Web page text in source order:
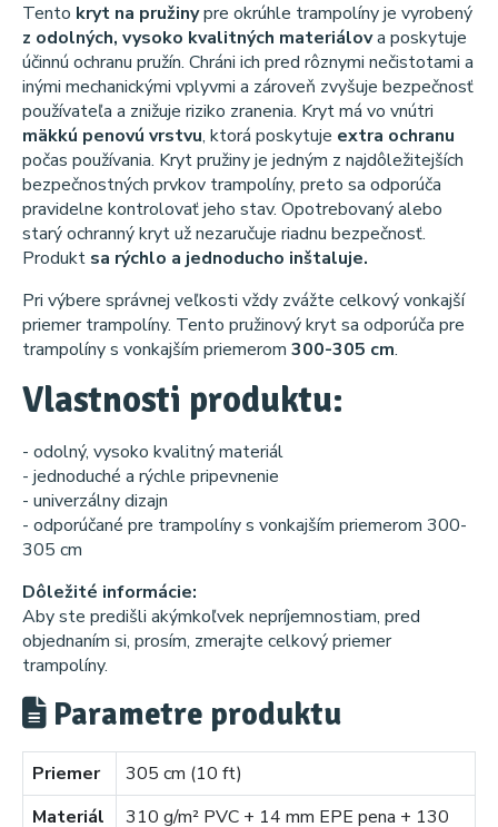
Tento kryt na pružinypre okrúhle trampolíny je vyrobený
z odolných, vysoko kvalitných materiálova poskytuje
účinnú ochranu pružín. Chráni ich pred rôznymi nečistotami a
inými mechanickými vplyvmi a zároveň zvyšuje bezpečnosť
používateľa a znižuje riziko zranenia. Kryt má vo vnútri
mäkkú penovú vrstvu, ktorá poskytuje extra ochranu
počas používania. Kryt pružiny je jedným z najdôležitejších
bezpečnostných prvkov trampolíny, preto sa odporúča
pravidelne kontrolovať jeho stav. Opotrebovaný alebo
starý ochranný kryt už nezaručuje riadnu bezpečnosť.
Produkt sa rýchlo a jednoducho inštaluje.
Pri výbere správnej veľkosti vždy zvážte celkový vonkajší
priemer trampolíny. Tento pružinový kryt sa odporúča pre
trampolíny s vonkajším priemerom 300-305 cm.
Vlastnosti produktu:
- odolný, vysoko kvalitný materiál
- jednoduché a rýchle pripevnenie
- univerzálny dizajn
- odporúčané pre trampolíny s vonkajším priemerom 300-
305 cm
Dôležité informácie:
Aby ste predišli akýmkoľvek nepríjemnostiam, pred
objednaním si, prosím, zmerajte celkový priemer
trampolíny.
Parametre produktu
Priemer
305 cm (10 ft)
Materiál
310 g/m² PVC + 14 mm EPE pena + 130